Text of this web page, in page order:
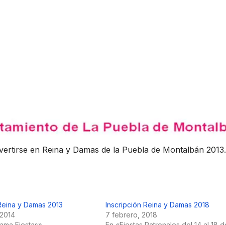
en Reina y Damas de la Puebla de Montalbán 2013.
y Damas 2013
Inscripción Reina y Damas 2018
7 febrero, 2018